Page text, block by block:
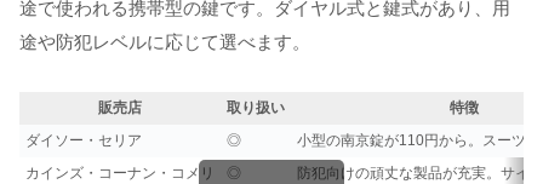
途で使われる携帯型の鍵です。ダイヤル式と鍵式があり、用
途や防犯レベルに応じて選べます。
販売店 取り扱い
特徴
ダイソー・セリア
◎
小型の南京錠が110円から。スーツ
カインズ・コーナン・コメリ
◎
防犯向けの頑丈な製品が充実。サイ